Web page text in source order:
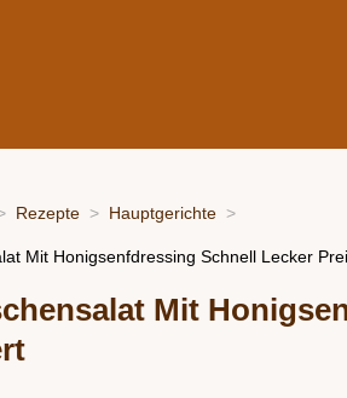
Rezepte Hauptgerichte
Mit Honigsenfdressing Schnell Lecker
Mit